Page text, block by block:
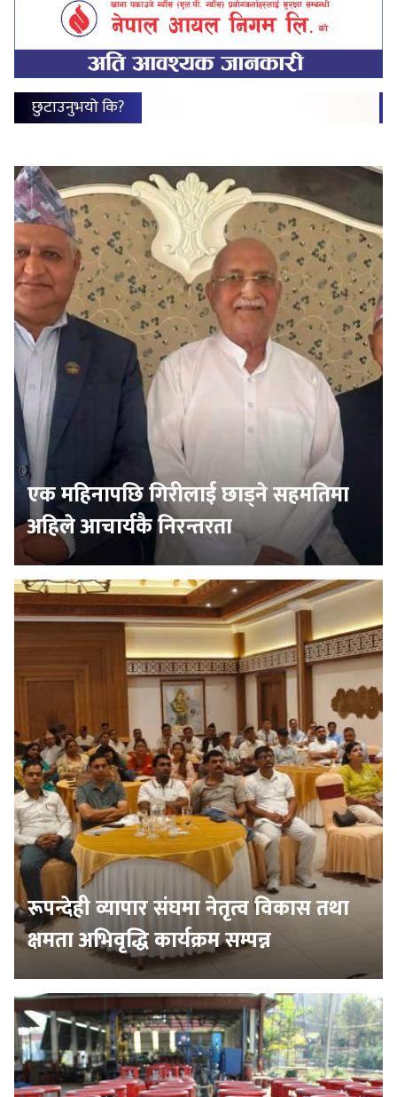
छुटाउनुभयो कि?
एक महिनापछि गिरीलाई छाड्ने सहमतिमा
अहिले आचार्यकै निरन्तरता
रूपन्देही व्यापार संघमा नेतृत्व विकास तथा
क्षमता अभिवृद्धि कार्यक्रम सम्पन्न